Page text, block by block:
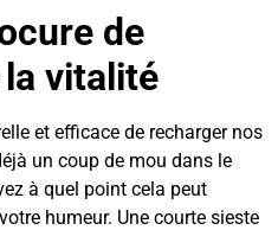
de
la vitalité
et efficace de recharger nos
un coup de mou dans le
à quel point cela peut
humeur. Une courte sieste